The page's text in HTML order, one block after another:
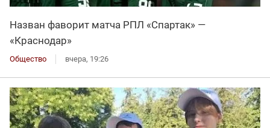
Назван фаворит матча РПЛ «Спартак» —
«Краснодар»
Общество вчера, 19:26